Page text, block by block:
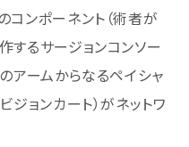
ンポーネント（術者が
るサージョンコンソー
アームからなるペイシャ
ジョンカート）がネットワ